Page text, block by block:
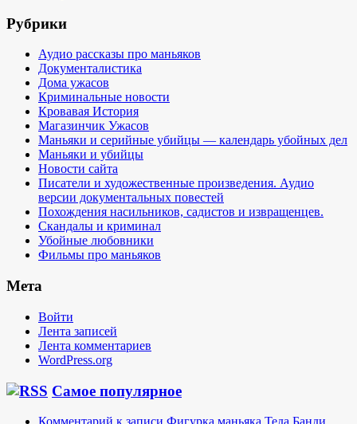
Рубрики
Аудио рассказы про маньяков
Документалистика
Дома ужасов
Криминальные новости
Кровавая История
Магазинчик Ужасов
Маньяки и серийные убийцы — календарь убойных дел
Маньяки и убийцы
Новости сайта
Писатели и художественные произведения. Аудио
версии документальных повестей
Похождения насильников, садистов и извращенцев.
Скандалы и криминал
Убойные любовники
Фильмы про маньяков
Мета
Войти
Лента записей
Лента комментариев
WordPress.org
Самое популярное